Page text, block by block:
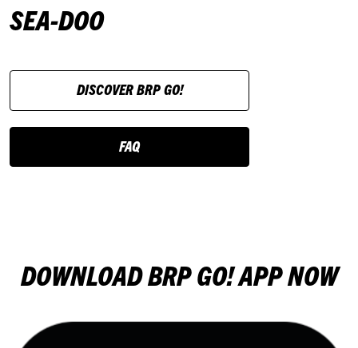
SEA-DOO
DISCOVER BRP GO!
FAQ
DOWNLOAD BRP GO! APP NOW